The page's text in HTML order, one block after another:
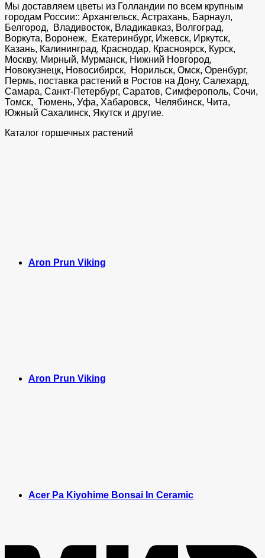
Мы доставляем цветы из Голландии по всем крупным
городам России:: Архангельск, Астрахань, Барнаул,
Белгород, Владивосток, Владикавказ, Волгоград,
Воркута, Воронеж, Екатеринбург, Ижевск, Иркутск,
Казань, Калининград, Краснодар, Красноярск, Курск,
Москву, Мирный, Мурманск, Нижний Новгород,
Новокузнецк, Новосибирск, Норильск, Омск, Оренбург,
Пермь, поставка растений в Ростов на Дону, Салехард,
Самара, Санкт-Петербург, Саратов, Симферополь, Сочи,
Томск, Тюмень, Уфа, Хабаровск, Челябинск, Чита,
Южный Сахалинск, Якутск и другие.
Каталог горшечных растений
Aron Prun Viking
Aron Prun Viking
Acer Pa Kiyohime Bonsai In Ceramic